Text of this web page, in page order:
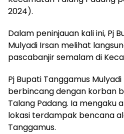
2024).
Dalam peninjauan kali ini, Pj
Mulyadi Irsan melihat
pascabanjir semalam di
Pj Bupati Tanggamus
berbincang dengan korban
Talang Padang. Ia mengaku
lokasi terdampak bencana
Tanggamus.